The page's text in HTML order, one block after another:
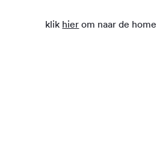
klik hier om naar de